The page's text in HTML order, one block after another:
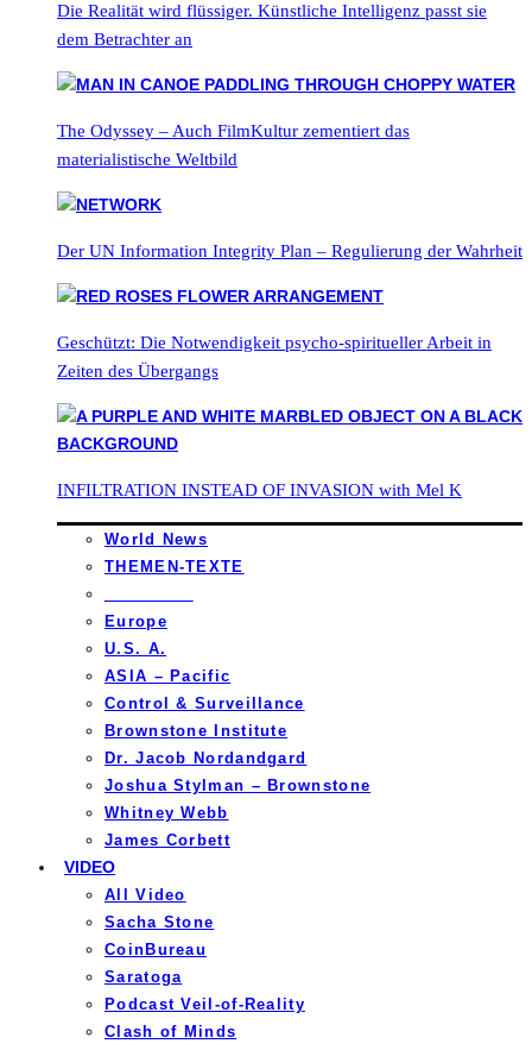
Die Realität wird flüssiger. Künstliche Intelligenz passt sie
dem Betrachter an
The Odyssey – Auch FilmKultur zementiert das
materialistische Weltbild
Der UN Information Integrity Plan – Regulierung der Wahrheit
Geschützt: Die Notwendigkeit psycho-spiritueller Arbeit in
Zeiten des Übergangs
INFILTRATION INSTEAD OF INVASION with Mel K
World News
THEMEN-TEXTE
Europe
U.S. A.
ASIA – Pacific
Control & Surveillance
Brownstone Institute
Dr. Jacob Nordandgard
Joshua Stylman – Brownstone
Whitney Webb
James Corbett
VIDEO
All Video
Sacha Stone
CoinBureau
Saratoga
Podcast Veil-of-Reality
Clash of Minds